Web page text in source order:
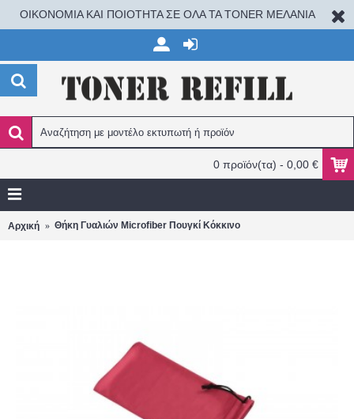
ΟΙΚΟΝΟΜΙΑ ΚΑΙ ΠΟΙΟΤΗΤΑ ΣΕ ΟΛΑ ΤΑ TONER ΜΕΛΑΝΙΑ
0 προϊόν(τα) - 0,00 €
Αρχική Θήκη Γυαλιών Microfiber Πουγκί Κόκκινο